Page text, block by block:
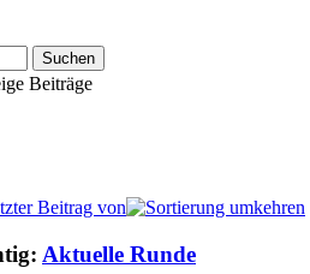
Beiträge
Beitrag von
Aktuelle Runde